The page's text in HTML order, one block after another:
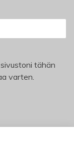
tähän
varten.